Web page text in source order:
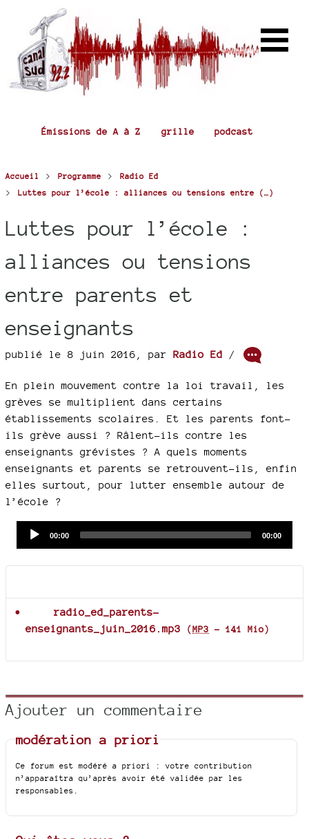
Émissions de A à Z grille podcast
Accueil > Programme > Radio Ed
> Luttes pour l’école : alliances ou tensions entre (…)
Luttes pour l’école :
alliances ou tensions
entre parents et
enseignants
publié le 8 juin 2016 par Radio Ed /
En plein mouvement contre la loi travail, les
grèves se multiplient dans certains
établissements scolaires. Et les parents font-
ils grève aussi ? Râlent-ils contre les
enseignants grévistes ? A quels moments
enseignants et parents se retrouvent-ils, enfin
elles surtout, pour lutter ensemble autour de
l’école ?
Current
00:00
Total
00:00
radio_ed_parents-
enseignants_juin_2016.mp3
(MP3 - 141 Mio)
Ajouter un commentaire
modération a priori
Ce forum est modéré a priori : votre contribution
n’apparaîtra qu’après avoir été validée par les
responsables.